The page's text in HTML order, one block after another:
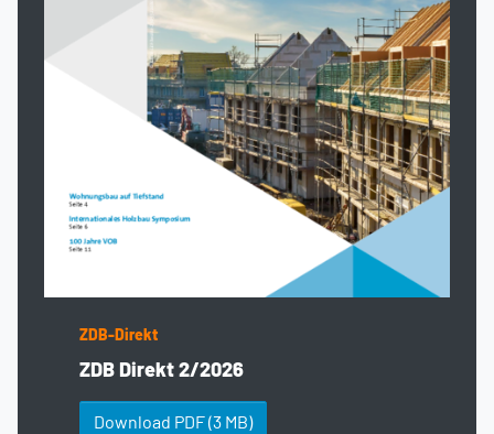
ZDB-Direkt
ZDB Direkt 2/2026
Download PDF(3 MB)